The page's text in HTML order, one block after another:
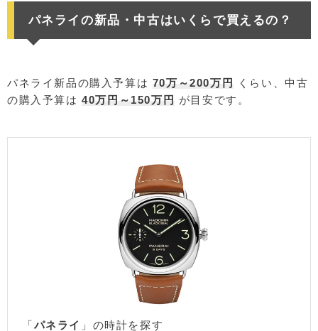
パネライの新品・中古はいくらで買えるの？
パネライ新品の購入予算は 70万～200万円
くらい、中古
の購入予算は40万円～150万円 が目安です。
「パネライ 」の時計を探す